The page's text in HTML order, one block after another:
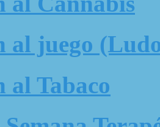
al juego
al Tabaco